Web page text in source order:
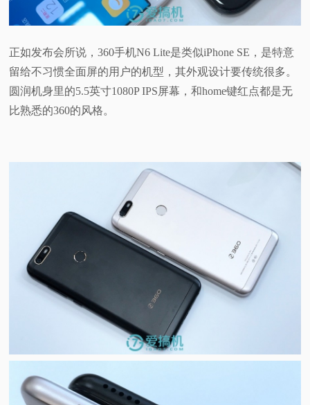
正如发布会所说，360手机N6 Lite是类似iPhone SE，是特意
留给不习惯全面屏的用户的机型，其外观设计要传统很多。
圆润机身里的5.5英寸1080P IPS屏幕，和home键红点都是无
比熟悉的360的风格。